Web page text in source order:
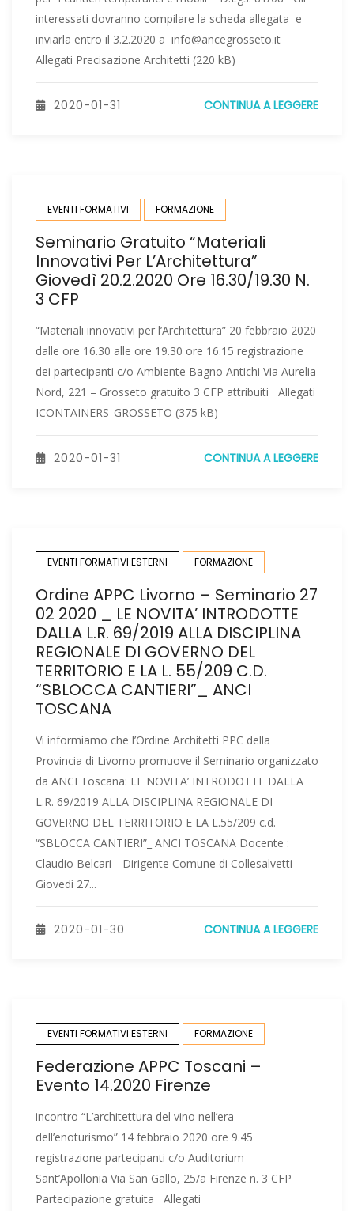
interessati dovranno compilare la scheda allegata e
inviarla entro il 3.2.2020 a info@ancegrosseto.it
Allegati Precisazione Architetti (220 kB)
2020-01-31 CONTINUA A LEGGERE
EVENTI FORMATIVI FORMAZIONE
Seminario Gratuito “Materiali
Innovativi Per L’Architettura”
Giovedì 20.2.2020 Ore 16.30/19.30 N.
3 CFP
“Materiali innovativi per l’Architettura” 20 febbraio 2020
dalle ore 16.30 alle ore 19.30 ore 16.15 registrazione
dei partecipanti c/o Ambiente Bagno Antichi Via Aurelia
Nord, 221 – Grosseto gratuito 3 CFP attribuiti Allegati
ICONTAINERS_GROSSETO (375 kB)
2020-01-31 CONTINUA A LEGGERE
EVENTI FORMATIVI ESTERNI FORMAZIONE
Ordine APPC Livorno – Seminario 27
02 2020 _ LE NOVITA’ INTRODOTTE
DALLA L.R. 69/2019 ALLA DISCIPLINA
REGIONALE DI GOVERNO DEL
TERRITORIO E LA L. 55/209 C.d.
“SBLOCCA CANTIERI”_ ANCI
TOSCANA
Vi informiamo che l’Ordine Architetti PPC della
Provincia di Livorno promuove il Seminario organizzato
da ANCI Toscana: LE NOVITA’ INTRODOTTE DALLA
L.R. 69/2019 ALLA DISCIPLINA REGIONALE DI
GOVERNO DEL TERRITORIO E LA L.55/209 c.d.
“SBLOCCA CANTIERI”_ ANCI TOSCANA Docente :
Claudio Belcari _ Dirigente Comune di Collesalvetti
Giovedì 27...
2020-01-30 CONTINUA A LEGGERE
EVENTI FORMATIVI ESTERNI FORMAZIONE
Federazione APPC Toscani –
Evento 14.2020 Firenze
incontro “L’architettura del vino nell’era
dell’enoturismo” 14 febbraio 2020 ore 9.45
registrazione partecipanti c/o Auditorium
Sant’Apollonia Via San Gallo, 25/a Firenze n. 3 CFP
Partecipazione gratuita Allegati